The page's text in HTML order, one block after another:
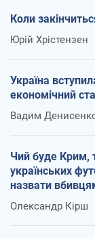
Коли
Юрій Хрістензен
Україна
економічний
Вадим
Чий буде Крим,
українських
назвати
Олександр Кірш